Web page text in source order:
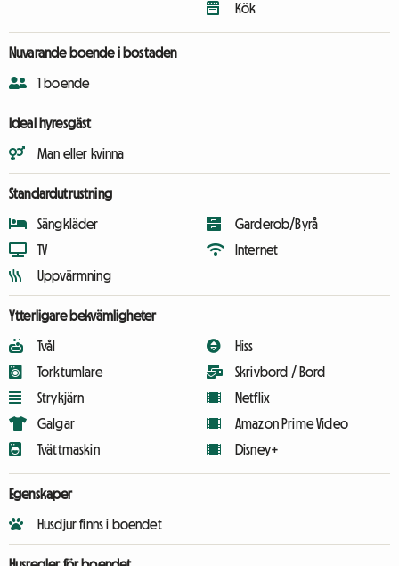
Kök
Nuvarande boende i bostaden
1 boende
Ideal hyresgäst
Man eller kvinna
Standardutrustning
Sängkläder
TV
Uppvärmning
Garderob/Byrå
Internet
Ytterligare bekvämligheter
Tvål
Torktumlare
Strykjärn
Galgar
Tvättmaskin
Hiss
Skrivbord / Bord
Netflix
Amazon Prime Video
Disney+
Egenskaper
Husdjur finns i boendet